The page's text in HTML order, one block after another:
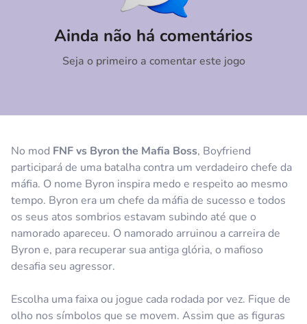
No mod FNF vs Byron the Mafia Boss, Boyfriend
participará de uma batalha contra um verdadeiro chefe da
máfia. O nome Byron inspira medo e respeito ao mesmo
tempo. Byron era um chefe da máfia de sucesso e todos
os seus atos sombrios estavam subindo até que o
namorado apareceu. O namorado arruinou a carreira de
Byron e, para recuperar sua antiga glória, o mafioso
desafia seu agressor.
Escolha uma faixa ou jogue cada rodada por vez. Fique de
olho nos símbolos que se movem. Assim que as figuras
Ainda não há comentários
Seja o primeiro a comentar este jogo